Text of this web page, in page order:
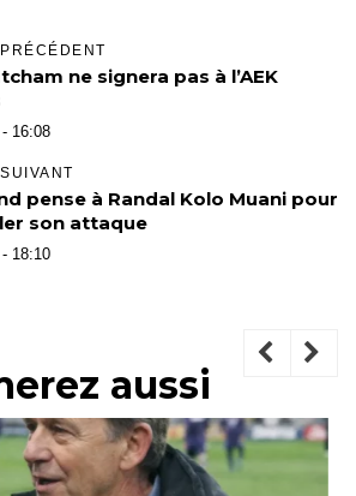
ne signera pas à l’AEK
16:08
pense à Randal Kolo Muani pour
son attaque
18:10
aussi